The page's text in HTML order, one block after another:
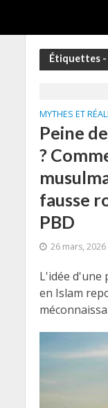
Étiquettes
MYTHES ET
Peine
?
fausse
PBD
26 mars, 2026
L'idée d'une
en Islam